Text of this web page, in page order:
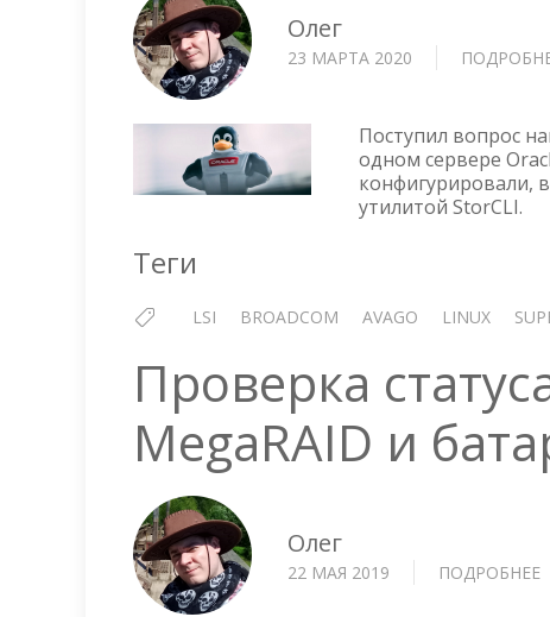
Олег
23 МАРТА 2020
Поступил вопрос
одном сервере
конфигурировали,
утилитой StorCLI.
Теги
LSI BROADCOM AVAGO LINUX
Проверка
MegaRAID и
Олег
22 МАЯ 2019 ПОДРОБНЕЕ